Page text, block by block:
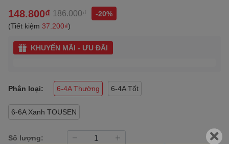
148.800₫ 186.000₫
-20%
(Tiết kiệm 37.200₫)
KHUYẾN MÃI - ƯU ĐÃI
Phân loại: 6-4A Thường 6-4A Tốt
6-6A Xanh TOUSEN
Số lượng: